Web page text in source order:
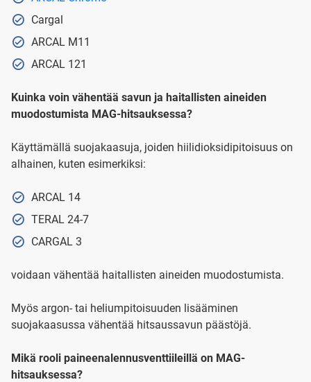
Cargal
ARCAL M11
ARCAL 121
Kuinka voin vähentää savun ja haitallisten aineiden
muodostumista MAG-hitsauksessa?
Käyttämällä suojakaasuja, joiden hiilidioksidipitoisuus on
alhainen, kuten esimerkiksi:
ARCAL 14
TERAL 24-7
CARGAL 3
voidaan vähentää haitallisten aineiden muodostumista.
Myös argon- tai heliumpitoisuuden lisääminen
suojakaasussa vähentää hitsaussavun päästöjä.
Mikä rooli paineenalennusventtiileillä on MAG-
hitsauksessa?